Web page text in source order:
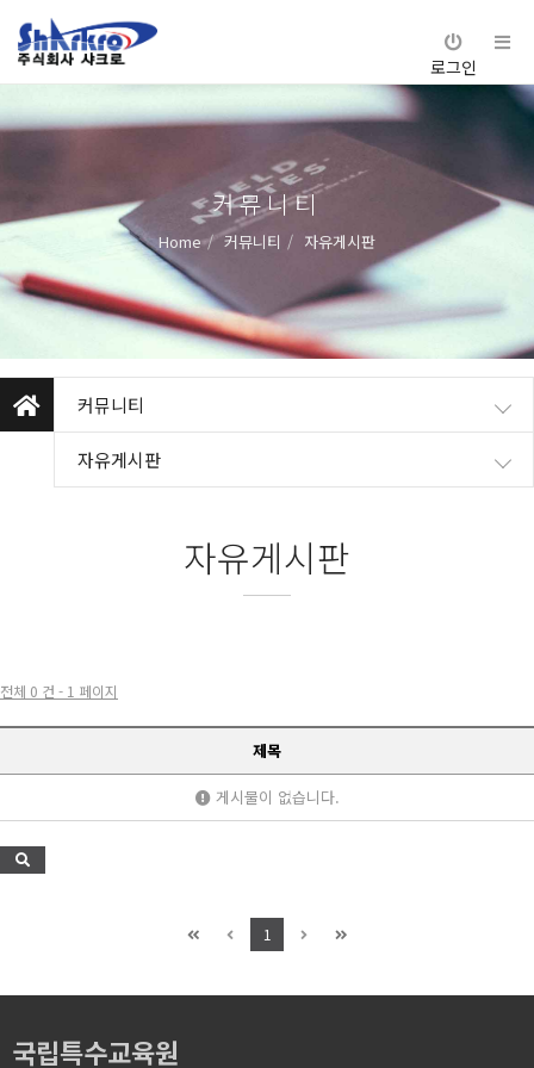
로그인
커뮤니티
Home 커뮤니티 자유게시판
커뮤니티
자유게시판
자유게시판
전체 0 건 - 1 페이지
제목
게시물이 없습니다.
1
국립특수교육원